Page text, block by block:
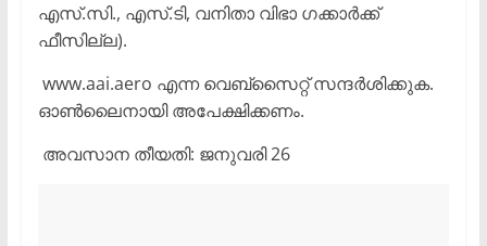
എസ്.സി., എസ്‌.ടി, വനിതാ വിഭാ ഗക്കാർക്ക്
ഫീസില്ല).
www.aai.aero എന്ന വെബ്സൈറ്റ് സന്ദർശിക്കുക.
ഓൺലൈനായി അപേക്ഷിക്കണം.
അവസാന തീയതി: ജനുവരി 26